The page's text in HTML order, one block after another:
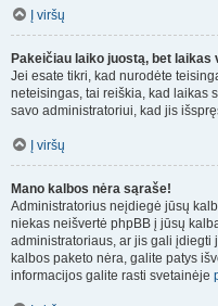
Į viršų
Pakeičiau laiko juostą, bet
Jei esate tikri, kad nurodėte
neteisingas, tai reiškia, kad laikas
savo administratoriui, kad jis
Į viršų
Mano kalbos nėra sąraše!
Administratorius neįdiegė jūsų
niekas neišvertė phpBB į jūsų
administratoriaus, ar jis gali įdiegti
kalbos paketo nėra, galite patys
informacijos galite rasti svetainėje